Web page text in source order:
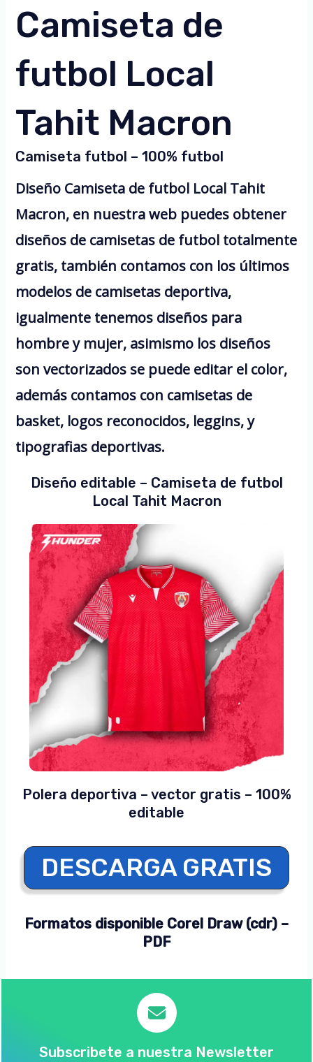
Camiseta de
futbol Local
Tahit Macron
Camiseta futbol – 100% futbol
Diseño Camiseta de futbol Local Tahit
Macron, en nuestra web puedes obtener
diseños de camisetas de futbol totalmente
gratis, también contamos con los últimos
modelos de camisetas deportiva,
igualmente tenemos diseños para
hombre y mujer, asimismo los diseños
son vectorizados se puede editar el color,
además contamos con camisetas de
basket, logos reconocidos, leggins, y
tipografias deportivas.
Diseño editable – Camiseta de futbol
Local Tahit Macron
Polera deportiva – vector gratis – 100%
editable
DESCARGA GRATIS
Formatos disponible Corel Draw (cdr) –
PDF
Subscribete a nuestra Newsletter